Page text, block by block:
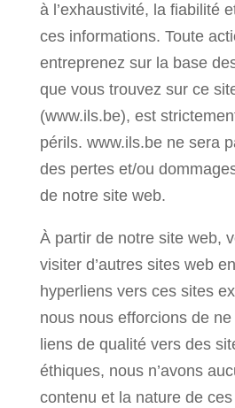
à l’exhaustivité, la fiabilité
ces informations. Toute
entreprenez sur la base
que vous trouvez sur ce
(www.ils.be), est
périls. www.ils.be ne sera
des pertes et/ou
de notre site web.
À partir de notre site web,
visiter d’autres sites web
hyperliens vers ces sites
nous nous efforcions de
liens de qualité vers des
éthiques, nous n’avons
contenu et la nature de